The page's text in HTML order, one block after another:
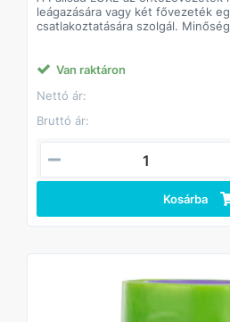
leágazására vagy két fővezeték
csatlakoztatására szolgál.
Tartósság - ütésálló ABS
Kompatibilis az összes Palisad és
öntözőrendszer elemeivel.
Van raktáron
Nettó ár:
Bruttó ár:
Kosárba